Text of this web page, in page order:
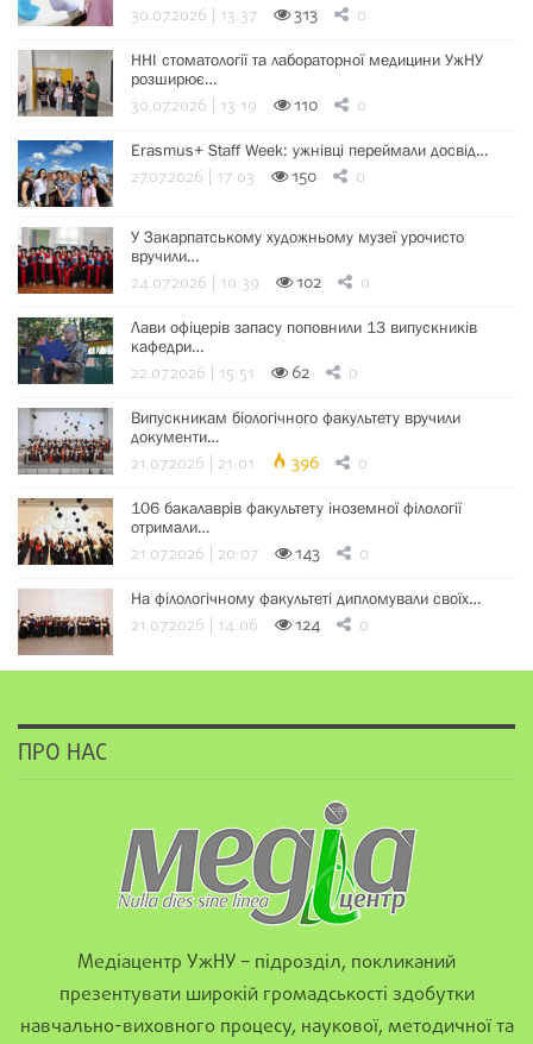
30.07.2026 | 13:37 313 0
ННІ стоматології та лабораторної медицини УжНУ
розширює…
30.07.2026 | 13:19 110 0
Erasmus+ Staff Week: ужнівці переймали досвід…
27.07.2026 | 17:03 150 0
У Закарпатському художньому музеї урочисто
вручили…
24.07.2026 | 10:39 102 0
Лави офіцерів запасу поповнили 13 випускників
кафедри…
22.07.2026 | 15:51 62 0
Випускникам біологічного факультету вручили
документи…
21.07.2026 | 21:01 396 0
106 бакалаврів факультету іноземної філології
отримали…
21.07.2026 | 20:07 143 0
На філологічному факультеті дипломували своїх…
21.07.2026 | 14:06 124 0
ПРО НАС
Медіацентр УжНУ – підрозділ, покликаний
презентувати широкій громадськості здобутки
навчально-виховного процесу, наукової, методичної та